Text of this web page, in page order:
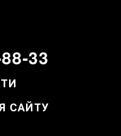
33
САЙТУ